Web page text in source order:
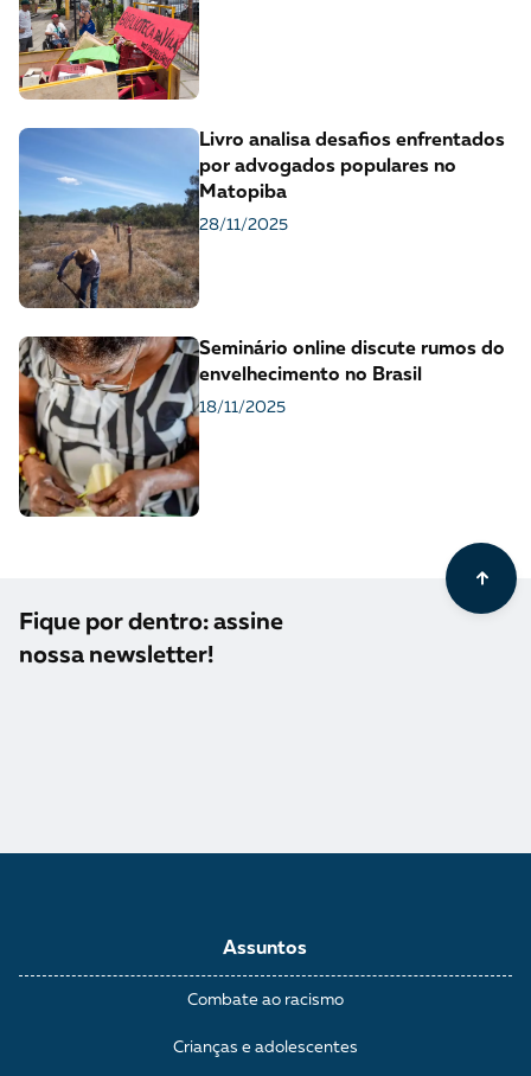
Livro analisa desafios enfrentados
por advogados populares no
Matopiba
28/11/2025
Seminário online discute rumos do
envelhecimento no Brasil
18/11/2025
Fique por dentro: assine
nossa newsletter!
Assuntos
Combate ao racismo
Crianças e adolescentes